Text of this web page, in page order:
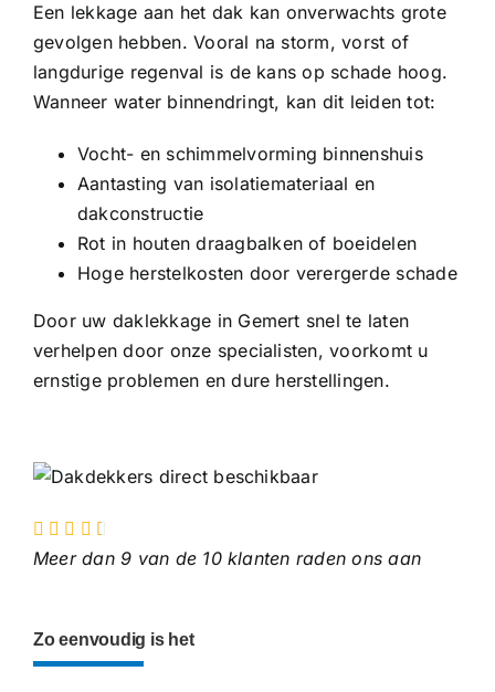
Een lekkage aan het dak kan onverwachts grote
gevolgen hebben. Vooral na storm, vorst of
langdurige regenval is de kans op schade hoog.
Wanneer water binnendringt, kan dit leiden tot:
Vocht- en schimmelvorming binnenshuis
Aantasting van isolatiemateriaal en
dakconstructie
Rot in houten draagbalken of boeidelen
Hoge herstelkosten door verergerde schade
Door uw daklekkage in Gemert snel te laten
verhelpen door onze specialisten, voorkomt u
ernstige problemen en dure herstellingen.
Meer dan 9 van de 10 klanten raden ons aan
Zo eenvoudig is het